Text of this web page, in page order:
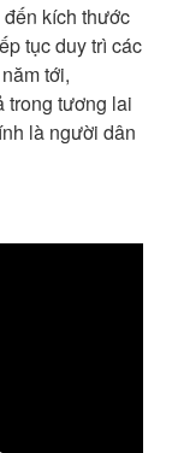
kích thước
tục duy trì các
tới,
trong tương lai
là người dân